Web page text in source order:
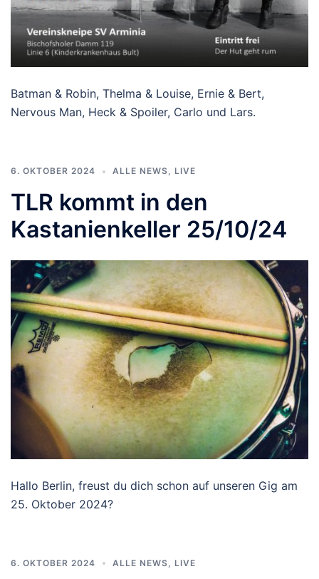
Batman & Robin, Thelma & Louise, Ernie & Bert,
Nervous Man, Heck & Spoiler, Carlo und Lars.
6. OKTOBER 2024 ALLE NEWS LIVE
TLR kommt in den
Kastanienkeller 25/10/24
Hallo Berlin, freust du dich schon auf unseren Gig am
25. Oktober 2024?
6. OKTOBER 2024 ALLE NEWS LIVE